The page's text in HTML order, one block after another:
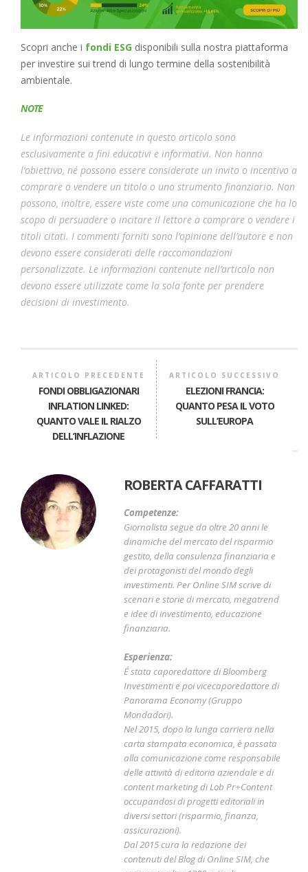
Scopri anche i fondi ESG disponibili sulla nostra piattaforma
per investire sui trend di lungo termine della sostenibilità
ambientale.
NOTE
Le informazioni contenute in questo articolo sono
esclusivamente a fini educativi e informativi. Non hanno
l’obiettivo, né possono essere considerate un invito o incentivo a
comprare o vendere un titolo o uno strumento finanziario. Non
possono, inoltre, essere viste come una comunicazione che ha lo
scopo di persuadere o incitare il lettore a comprare o vendere i
titoli citati. I commenti forniti sono l’opinione dell’autore e non
devono essere considerati delle raccomandazioni
personalizzate. Le informazioni contenute nell’articolo non
devono essere utilizzate come la sola fonte per prendere
decisioni di investimento.
ARTICOLO PRECEDENTE
FONDI OBBLIGAZIONARI
INFLATION LINKED:
QUANTO VALE IL RIALZO
DELL’INFLAZIONE
ARTICOLO SUCCESSIVO
ELEZIONI FRANCIA:
QUANTO PESA IL VOTO
SULL’EUROPA
ROBERTA CAFFARATTI
Competenze:
Giornalista segue da oltre 20 anni le
dinamiche del mercato del risparmio
gestito, della consulenza finanziaria e
dei protagonisti del mondo degli
investimenti. Per Online SIM scrive di
scenari e storie di mercato, megatrend
e idee di investimento, educazione
finanziaria.
Esperienza:
É stata caporedattore di Bloomberg
Investimenti e poi vicecaporedattore di
Panorama Economy (Gruppo
Mondadori).
Nel 2015, dopo la lunga carriera nella
carta stampata economica, è passata
alla comunicazione come responsabile
delle attività di editoria aziendale e di
content marketing di Lob Pr+Content
occupandosi di progetti editoriali in
diversi settori (risparmio, finanza,
assicurazioni).
Dal 2015 cura la redazione dei
contenuti del Blog di Online SIM, che